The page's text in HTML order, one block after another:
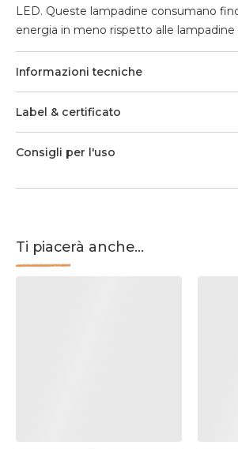
LED. Queste lampadine consumano
energia in meno rispetto alle lampadine
Informazioni tecniche
Label & certificato
Consigli per l'uso
Ti piacerà anche...